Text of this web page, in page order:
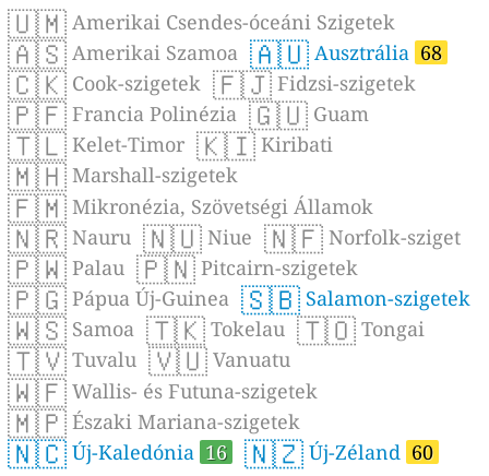
🇺🇲 Amerikai Csendes-óceáni Szigetek
🇦🇸 Amerikai Szamoa 🇦🇺 Ausztrália 68
🇨🇰 Cook-szigetek 🇫🇯 Fidzsi-szigetek
🇵🇫 Francia Polinézia 🇬🇺 Guam
🇹🇱 Kelet-Timor 🇰🇮 Kiribati
🇲🇭 Marshall-szigetek
🇫🇲 Mikronézia, Szövetségi Államok
🇳🇷 Nauru 🇳🇺 Niue 🇳🇫 Norfolk-sziget
🇵🇼 Palau 🇵🇳 Pitcairn-szigetek
🇵🇬 Pápua Új-Guinea 🇸🇧 Salamon-szigetek
🇼🇸 Samoa 🇹🇰 Tokelau 🇹🇴 Tongai
🇹🇻 Tuvalu 🇻🇺 Vanuatu
🇼🇫 Wallis- és Futuna-szigetek
🇲🇵 Északi Mariana-szigetek
🇳🇨 Új-Kaledónia 16 🇳🇿 Új-Zéland 60